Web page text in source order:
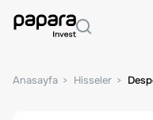
Anasayfa Hisseler